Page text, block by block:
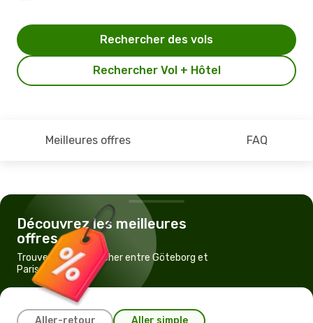
Rechercher Vol + Hôtel
Rechercher des vols
Meilleures offres FAQ
Découvrez les meilleures
offres
Trouvez un vol pas cher entre Göteborg et
Paris
Aller-retour Aller simple